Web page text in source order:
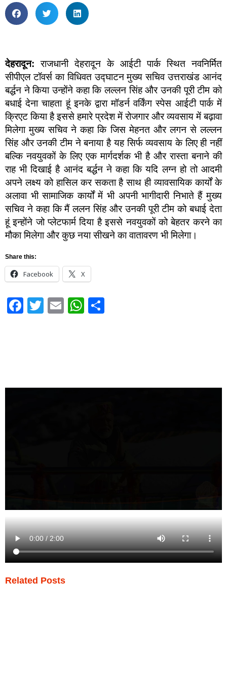
देहरादून: राजधानी देहरादून के आईटी पार्क स्थित नवनिर्मित
सीपीएल टॉवर्स का विधिवत उद्घाटन मुख्य सचिव उत्तराखंड आनंद
बर्द्धन ने किया उन्होंने कहा कि लल्लन सिंह और उनकी पूरी टीम को
बधाई देना चाहता हूं इनके द्वारा मॉडर्न वर्किंग स्पेस आईटी पार्क में
क्रिएट किया है इससे हमारे प्रदेश में रोजगार और व्यवसाय में बढ़ावा
मिलेगा मुख्य सचिव ने कहा कि जिस मेहनत और लगन से लल्लन
सिंह और उनकी टीम ने बनाया है यह सिर्फ व्यवसाय के लिए ही नहीं
बल्कि नवयुवकों के लिए एक मार्गदर्शक भी है और रास्ता बनाने की
राह भी दिखाई है आनंद बर्द्धन ने कहा कि यदि लग्न हो तो आदमी
अपने लक्ष्य को हासिल कर सकता है साथ ही व्यावसायिक कार्यों के
अलावा भी सामाजिक कार्यों में भी अपनी भागीदारी निभाते हैं मुख्य
सचिव ने कहा कि मैं ललन सिंह और उनकी पूरी टीम को बधाई देता
हूं इन्होंने जो प्लेटफार्म दिया है इससे नवयुवकों को बेहतर करने का
मौका मिलेगा और कुछ नया सीखने का वातावरण भी मिलेगा।
Share this:
Facebook X
Facebook
Twitter
EmailWhatsApp
Related Posts